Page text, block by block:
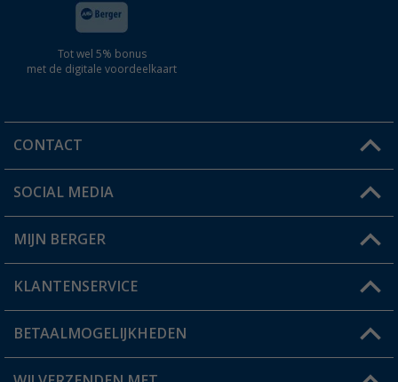
Tot wel 5% bonus
met de digitale voordeelkaart
CONTACT
Een vraag?
Winkel vinden
SOCIAL MEDIA
MIJN BERGER
Mijn account
Status bestelling
KLANTENSERVICE
FAQ & Contact
Verzendinformatie
BETAALMOGELIJKHEDEN